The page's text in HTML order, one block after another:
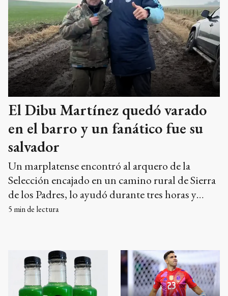
El Dibu Martínez quedó varado
en el barro y un fanático fue su
salvador
Un marplatense encontró al arquero de la
Selección encajado en un camino rural de Sierra
de los Padres, lo ayudó durante tres horas y
recibió un inesperado regalo.
5 min de lectura